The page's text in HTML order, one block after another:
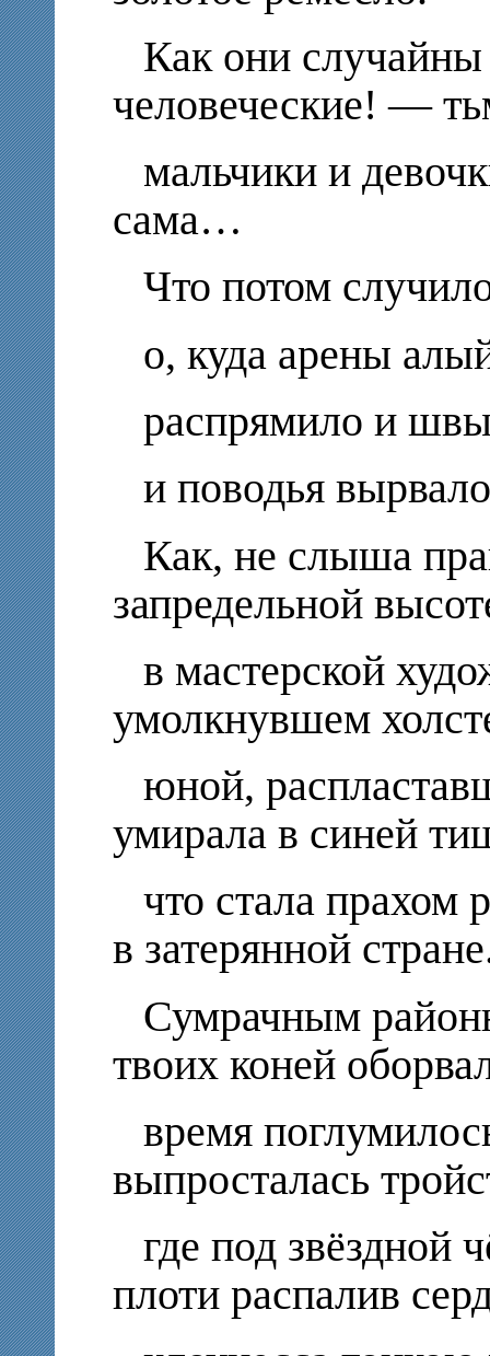
Как они
человеческие! —
мальчики и
сама…
Что потом
о, куда арены
распрямило и
и поводья
Как, не слыша
запредельной
в мастерской
умолкнувшем
юной,
умирала в синей
что стала прахом
в затерянной
Сумрачным
твоих коней
время
выпросталась
где под звёздной
плоти распалив